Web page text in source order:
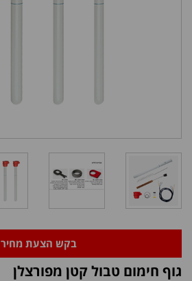
בקש הצעת מחיר
גוף חימום טבול קטן מפורצלן